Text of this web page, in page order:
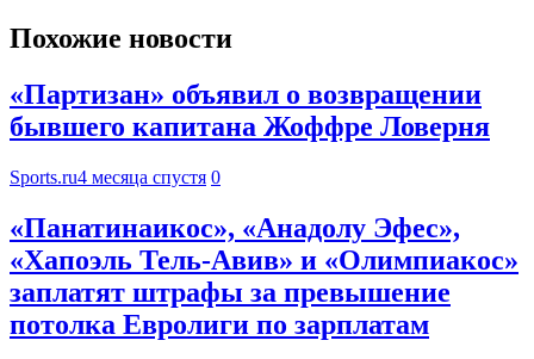
Похожие новости
«Партизан» объявил о возвращении
бывшего капитана Жоффре Ловерня
Sports.ru4 месяца спустя 0
«Панатинаикос», «Анадолу Эфес»,
«Хапоэль Тель-Авив» и «Олимпиакос»
заплатят штрафы за превышение
потолка Евролиги по зарплатам